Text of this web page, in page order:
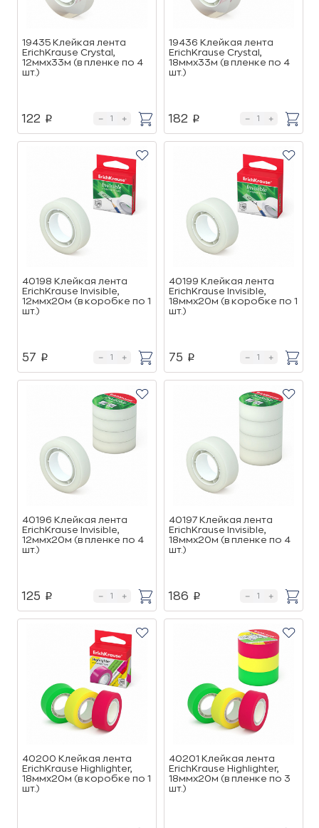
19435 Клейкая лента
ErichKrause Crystal,
12ммх33м (в пленке по 4
шт.)
122 p
19436 Клейкая лента
ErichKrause Crystal,
18ммх33м (в пленке по 4
шт.)
182 p
40198 Клейкая лента
ErichKrause Invisible,
12ммх20м (в коробке по 1
шт.)
57 p
40199 Клейкая лента
ErichKrause Invisible,
18ммх20м (в коробке по 1
шт.)
75 p
40196 Клейкая лента
ErichKrause Invisible,
12ммх20м (в пленке по 4
шт.)
125 p
40197 Клейкая лента
ErichKrause Invisible,
18ммх20м (в пленке по 4
шт.)
186 p
40200 Клейкая лента
ErichKrause Highlighter,
18ммх20м (в коробке по 1
шт.)
40201 Клейкая лента
ErichKrause Highlighter,
18ммх20м (в пленке по 3
шт.)